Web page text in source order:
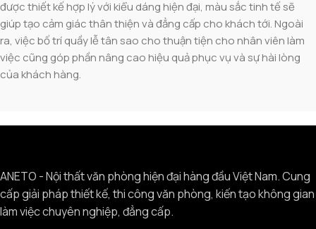
được thiết kế hợp lý với kiểu dáng hiện đại, màu sắc tinh tế sẽ
giúp tạo cảm giác thân thiện và đẳng cấp cho khách tới. Ngoài
ra, việc bố trí quầy lễ tân sao cho thuận tiện cho nhân viên làm
việc cũng góp phần nâng cao hiệu quả phục vụ và sự hài lòng
của khách hàng.
ANETO - Nội thất văn phòng hiện đại hàng đầu Việt Nam. Cung
cấp giải pháp thiết kế, thi công văn phòng, kiến tạo không gian
làm việc chuyên nghiệp, đẳng cấp.